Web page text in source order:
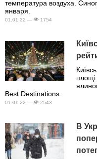
температура воздуха.
января.
01.01.22 — 1754
Best Destinations.
01.01.22 — 2543
В